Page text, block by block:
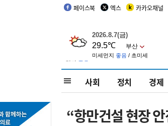
페이스북 엑스 카카오채널
사회 정치 경제
“항만건설 현장